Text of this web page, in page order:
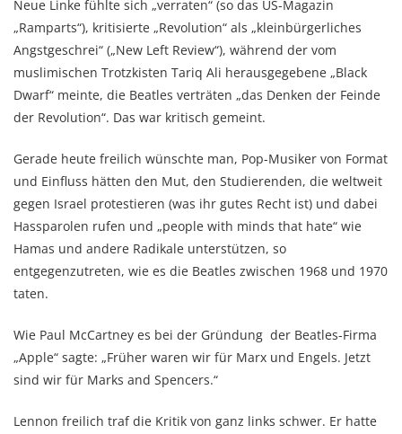
Neue Linke fühlte sich „verraten“ (so das US-Magazin
„Ramparts“), kritisierte „Revolution“ als „kleinbürgerliches
Angstgeschrei“ („New Left Review“), während der vom
muslimischen Trotzkisten Tariq Ali herausgegebene „Black
Dwarf“ meinte, die Beatles verträten „das Denken der Feinde
der Revolution“. Das war kritisch gemeint.
Gerade heute freilich wünschte man, Pop-Musiker von Format
und Einfluss hätten den Mut, den Studierenden, die weltweit
gegen Israel protestieren (was ihr gutes Recht ist) und dabei
Hassparolen rufen und „people with minds that hate“ wie
Hamas und andere Radikale unterstützen, so
entgegenzutreten, wie es die Beatles zwischen 1968 und 1970
taten.
Wie Paul McCartney es bei der Gründung der Beatles-Firma
„Apple“ sagte: „Früher waren wir für Marx und Engels. Jetzt
sind wir für Marks and Spencers.“
Lennon freilich traf die Kritik von ganz links schwer. Er hatte